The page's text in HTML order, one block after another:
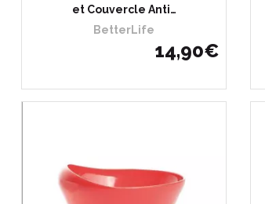
et Couvercle Anti…
BetterLife
14,90€